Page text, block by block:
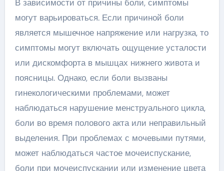
В зависимости от причины боли, симптомы
могут варьироваться. Если причиной боли
является мышечное напряжение или нагрузка, то
симптомы могут включать ощущение усталости
или дискомфорта в мышцах нижнего живота и
поясницы. Однако, если боли вызваны
гинекологическими проблемами, может
наблюдаться нарушение менструального цикла,
боли во время полового акта или неправильный
выделения. При проблемах с мочевыми путями,
может наблюдаться частое мочеиспускание,
боли при мочеиспускании или изменение цвета